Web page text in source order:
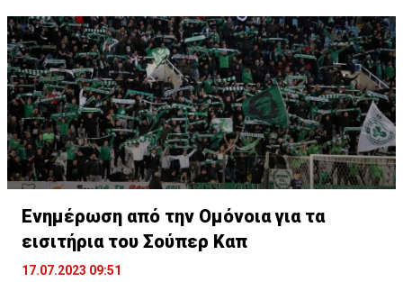
Ενημέρωση από την Ομόνοια για τα
εισιτήρια του Σούπερ Καπ
17.07.2023 09:51